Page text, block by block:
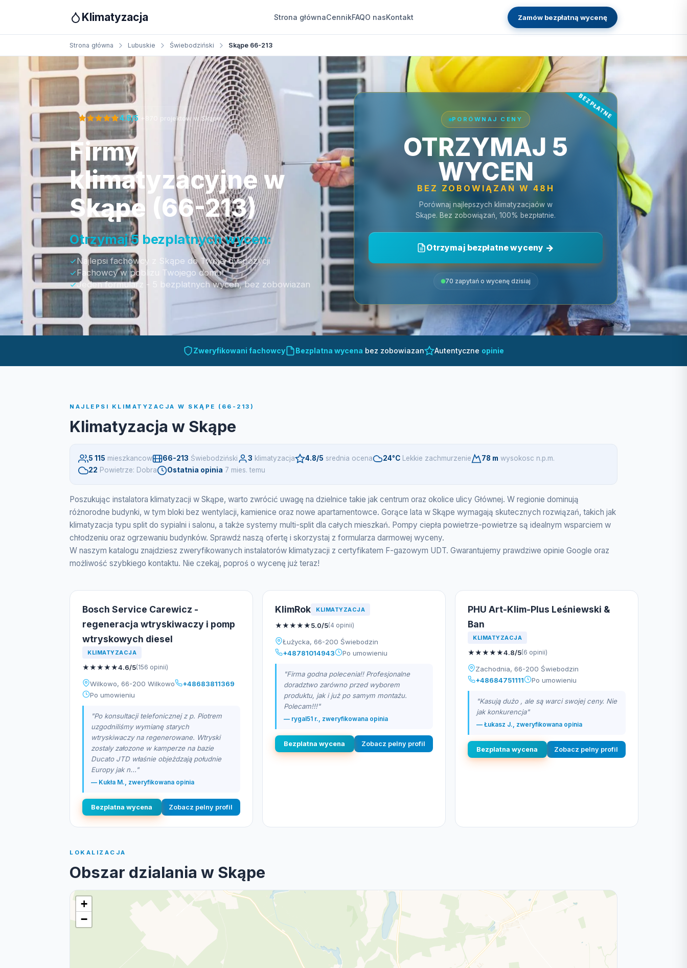
Klimatyzacja Strona głównaCennikFAQO nasKontakt Zamów bezpłatną wycenę
Strona główna Lubuskie Świebodziński Skąpe 66-213
Otrzymaj bezpłatną wycenę
4.8/5 +870 projektów w Skąpe
Firmy
klimatyzacyjne w
Skąpe (66-213)
Otrzymaj 5 bezplatnych wycen:
Najlepsi fachowcy z Skąpe do Twojej dyspozycji
Fachowcy w poblizu Twojego domu
Jeden formularz - 5 bezplatnych wycen, bez zobowiazan
PORÓWNAJ CENY
OTRZYMAJ 5
WYCEN
BEZ ZOBOWIĄZAŃ W 48H
Porównaj najlepszych klimatyzacjaów w
Skąpe. Bez zobowiązań, 100% bezpłatnie.
Otrzymaj bezpłatne wyceny
70 zapytań o wycenę dzisiaj
Zweryfikowani fachowcy Bezplatna wycena bez zobowiazan Autentyczne opinie
NAJLEPSI KLIMATYZACJA W SKĄPE (66-213)
Klimatyzacja w Skąpe
5 115 mieszkancow 66-213 Świebodziński 3 klimatyzacja 4.8/5 srednia ocena 24°C Lekkie zachmurzenie 78 m wysokosc n.p.m.
22 Powietrze: Dobra Ostatnia opinia 7 mies. temu
Poszukując instalatora klimatyzacji w Skąpe, warto zwrócić uwagę na dzielnice takie jak centrum oraz okolice ulicy Głównej. W regionie dominują
różnorodne budynki, w tym bloki bez wentylacji, kamienice oraz nowe apartamentowce. Gorące lata w Skąpe wymagają skutecznych rozwiązań, takich jak
klimatyzacja typu split do sypialni i salonu, a także systemy multi-split dla całych mieszkań. Pompy ciepła powietrze-powietrze są idealnym wsparciem w
chłodzeniu oraz ogrzewaniu budynków. Sprawdź naszą ofertę i skorzystaj z formularza darmowej wyceny.
W naszym katalogu znajdziesz zweryfikowanych instalatorów klimatyzacji z certyfikatem F-gazowym UDT. Gwarantujemy prawdziwe opinie Google oraz
możliwość szybkiego kontaktu. Nie czekaj, poproś o wycenę już teraz!
Bosch Service Carewicz -
regeneracja wtryskiwaczy i pomp
wtryskowych diesel
KLIMATYZACJA
★★★★★4.6/5(156 opinii)
Wilkowo, 66-200 Wilkowo
+48683811369
Po umowieniu
"Po konsultacji telefonicznej z p. Piotrem
uzgodniliśmy wymianę starych
wtryskiwaczy na regenerowane. Wtryski
zostaly załozone w kamperze na bazie
Ducato JTD właśnie objeżdzają południe
Europy jak n..."
— Kukła M., zweryfikowana opinia
Bezplatna wycena Zobacz pelny profil
KlimRok KLIMATYZACJA
★★★★★5.0/5(4 opinii)
Łużycka, 66-200 Świebodzin
+48781014943
Po umowieniu
"Firma godna polecenia!! Profesjonalne
doradztwo zarówno przed wyborem
produktu, jak i już po samym montażu.
Polecam!!!"
— rygal51 r., zweryfikowana opinia
Bezplatna wycena Zobacz pelny profil
PHU Art-Klim-Plus Leśniewski &
Ban
KLIMATYZACJA
★★★★★4.8/5(6 opinii)
Zachodnia, 66-200 Świebodzin
+48684751111
Po umowieniu
"Kasują dużo , ale są warci swojej ceny. Nie
jak konkurencja"
— Łukasz J., zweryfikowana opinia
Bezplatna wycena Zobacz pelny profil
LOKALIZACJA
Obszar dzialania w Skąpe
+
−